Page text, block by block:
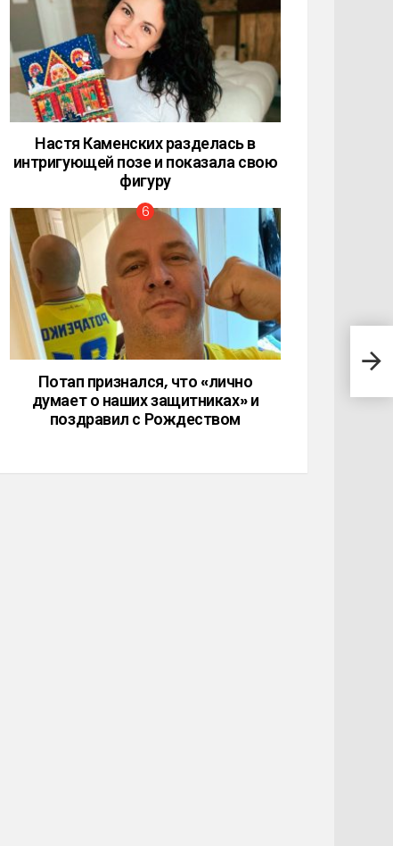
Настя Каменских разделась в
интригующей позе и показала свою
фигуру
Потап признался, что «лично
думает о наших защитниках» и
поздравил с Рождеством